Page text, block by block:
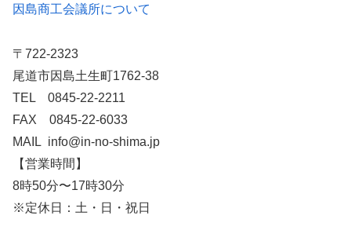
因島商工会議所について
〒722-2323
尾道市因島土生町1762-38
TEL 0845-22-2211
FAX 0845-22-6033
MAIL info@in-no-shima.jp
【営業時間】
8時50分〜17時30分
※定休日：土・日・祝日